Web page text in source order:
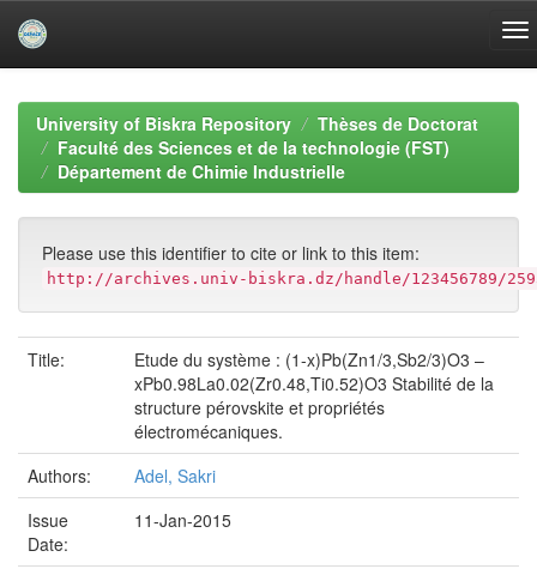
navigationUniversity of Biskra Repository
Thèses de Doctorat
Faculté des Sciences et de la technologie (FST)
Département de Chimie Industrielle
Please use this identifier to cite or link to this item:
http://archives.univ-biskra.dz/handle/123456789/
Title:
Etude du système : (1-x)Pb(Zn1/3,Sb2/3)O3 –
xPb0.98La0.02(Zr0.48,Ti0.52)O3 Stabilité de la
structure pérovskite et propriétés
électromécaniques.
Authors:
Adel, Sakri
Issue
Date:
11-Jan-2015